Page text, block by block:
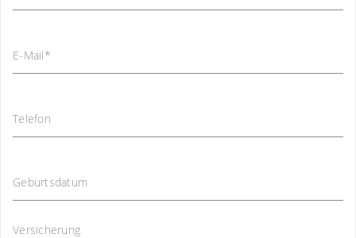
E-Mail*
Telefon
Geburtsdatum
Versicherung